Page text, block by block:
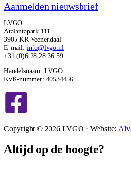
Aanmelden nieuwsbrief
LVGO
Atalantapark 111
3905 KR Veenendaal
E-mail: info@lvgo.nl
+31 (0)6 28 28 36 59
Handelsnaam: LVGO
KvK-nummer: 40534456
Copyright © 2026 LVGO · Website:
Altijd op de hoogte?